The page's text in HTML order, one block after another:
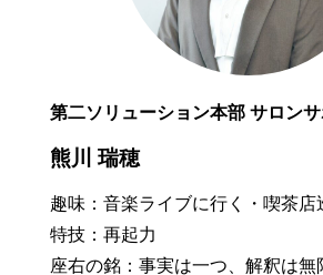
第二ソリューション本部 サロンサ
熊川 瑞穂
趣味：音楽ライブに行く・喫茶店
特技：再起力
座右の銘：事実は一つ、解釈は無